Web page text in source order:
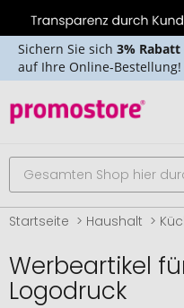
Sichern Sie sich 3% Rabatt
auf Ihre Online-Bestellung!
Startseite Haushalt
Werbeartikel
Logodruck